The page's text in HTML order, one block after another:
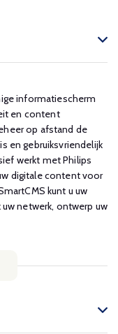
informatiescherm
en content
op afstand de
en gebruiksvriendelijk
werkt met Philips
digitale content voor
kunt u uw
uw netwerk, ontwerp uw